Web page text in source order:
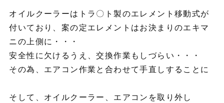
オイルクーラーはトラ〇ト製のエレメント移動式が
付いており、案の定エレメントはお決まりのエキマ
ニの上側に・・・
安全性に欠けるうえ、交換作業もしづらい・・・
その為、エアコン作業と合わせて手直しすることに
そして、オイルクーラー、エアコンを取り外し